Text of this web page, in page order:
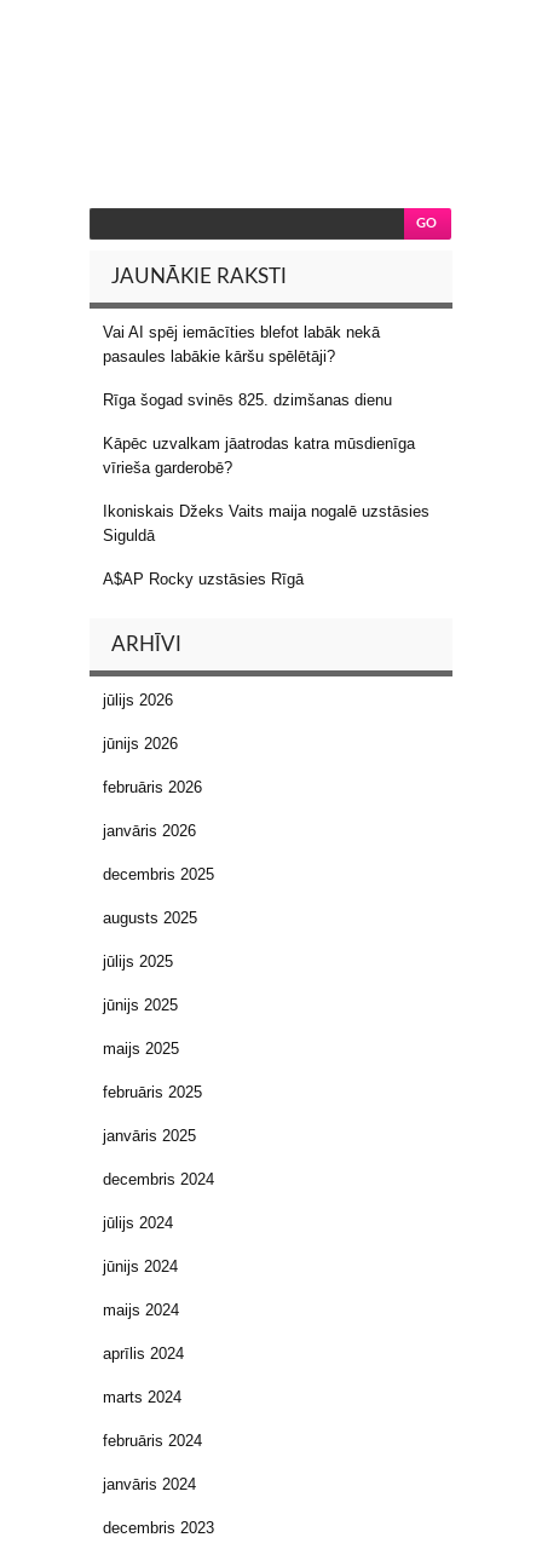
JAUNĀKIE RAKSTI
Vai AI spēj iemācīties blefot labāk nekā
pasaules labākie kāršu spēlētāji?
Rīga šogad svinēs 825. dzimšanas dienu
Kāpēc uzvalkam jāatrodas katra mūsdienīga
vīrieša garderobē?
Ikoniskais Džeks Vaits maija nogalē uzstāsies
Siguldā
A$AP Rocky uzstāsies Rīgā
ARHĪVI
jūlijs 2026
jūnijs 2026
februāris 2026
janvāris 2026
decembris 2025
augusts 2025
jūlijs 2025
jūnijs 2025
maijs 2025
februāris 2025
janvāris 2025
decembris 2024
jūlijs 2024
jūnijs 2024
maijs 2024
aprīlis 2024
marts 2024
februāris 2024
janvāris 2024
decembris 2023